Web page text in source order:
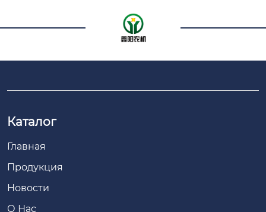
Каталог
Главная
Продукция
Новости
О Нас